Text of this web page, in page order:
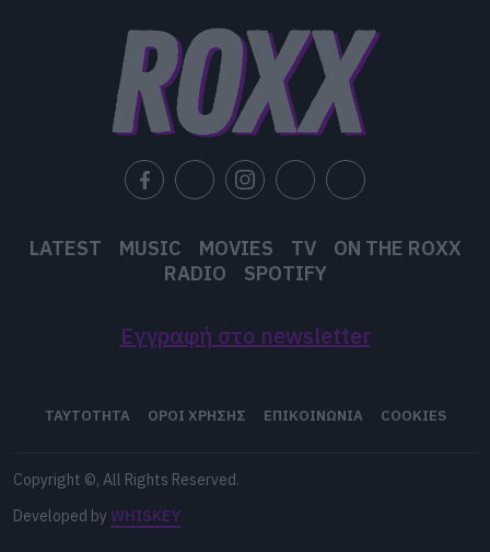
LATEST MUSIC MOVIES TV
ON THE ROXX
RADIO
SPOTIFY
Εγγραφή στο newsletter
ΤΑΥΤΟΤΗΤΑ ΟΡΟΙ ΧΡΗΣΗΣ ΕΠΙΚΟΙΝΩΝΙΑ COOKIES
Copyright ©, All Rights Reserved.
Developed by WHISKEY